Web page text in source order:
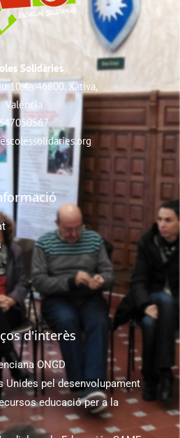
Solidàries
10,4a 46800. Xàtiva,
València
d'interès
ONGD
Unides pel desenvolupament
educació per a la